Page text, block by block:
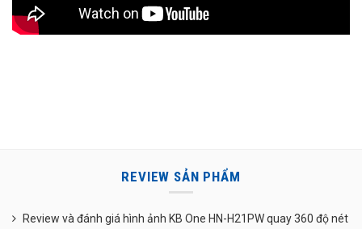
REVIEW SẢN PHẨM
Review và đánh giá hình ảnh KB One HN-H21PW quay 360 độ nét